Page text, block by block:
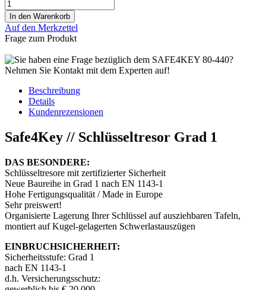
Auf den Merkzettel
Frage zum Produkt
Beschreibung
Details
Kundenrezensionen
Safe4Key // Schlüsseltresor Grad 1
DAS BESONDERE:
Schlüsseltresore mit zertifizierter Sicherheit
Neue Baureihe in Grad 1 nach EN 1143-1
Hohe Fertigungsqualität / Made in Europe
Sehr preiswert!
Organisierte Lagerung Ihrer Schlüssel auf ausziehbaren Tafeln,
montiert auf Kugel-gelagerten Schwerlastauszügen
EINBRUCHSICHERHEIT:
Sicherheitsstufe: Grad 1
nach EN 1143-1
d.h. Versicherungsschutz: